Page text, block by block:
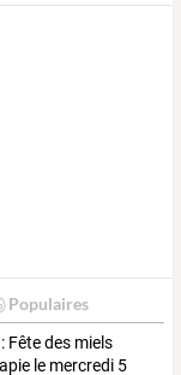
Populaires
Fête des miels
le mercredi 5